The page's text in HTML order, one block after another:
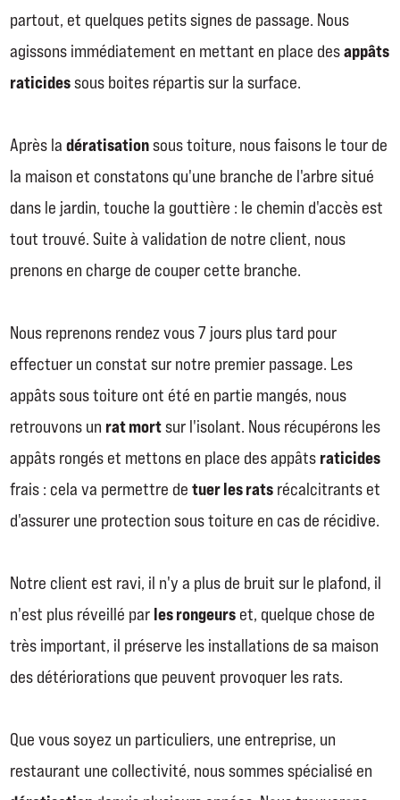
partout, et quelques petits signes de passage. Nous
agissons immédiatement en mettant en place desappâts
raticidessous boites répartis sur la surface.
Après ladératisationsous toiture, nous faisons le tour de
la maison et constatons qu'une branche de l'arbre situé
dans le jardin, touche la gouttière : le chemin d'accès est
tout trouvé. Suite à validation de notre client, nous
prenons en charge de couper cette branche.
Nous reprenons rendez vous 7 jours plus tard pour
effectuer un constat sur notre premier passage. Les
appâts sous toiture ont été en partie mangés, nous
retrouvons un rat mortsur l'isolant. Nous récupérons les
appâts rongés et mettons en place des appâts raticides
frais : cela va permettre detuer les rats récalcitrants et
d'assurer une protection sous toiture en cas de récidive.
Notre client est ravi, il n'y a plus de bruit sur le plafond, il
n'est plus réveillé par les rongeurs et, quelque chose de
très important, il préserve les installations de sa maison
des détériorations que peuvent provoquer les rats.
Que vous soyez un particuliers, une entreprise, un
restaurant une collectivité, nous sommes spécialisé en